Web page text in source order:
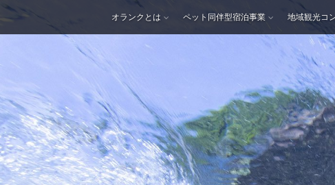
オランクとは ペット同伴型宿泊事業 地域観光コ